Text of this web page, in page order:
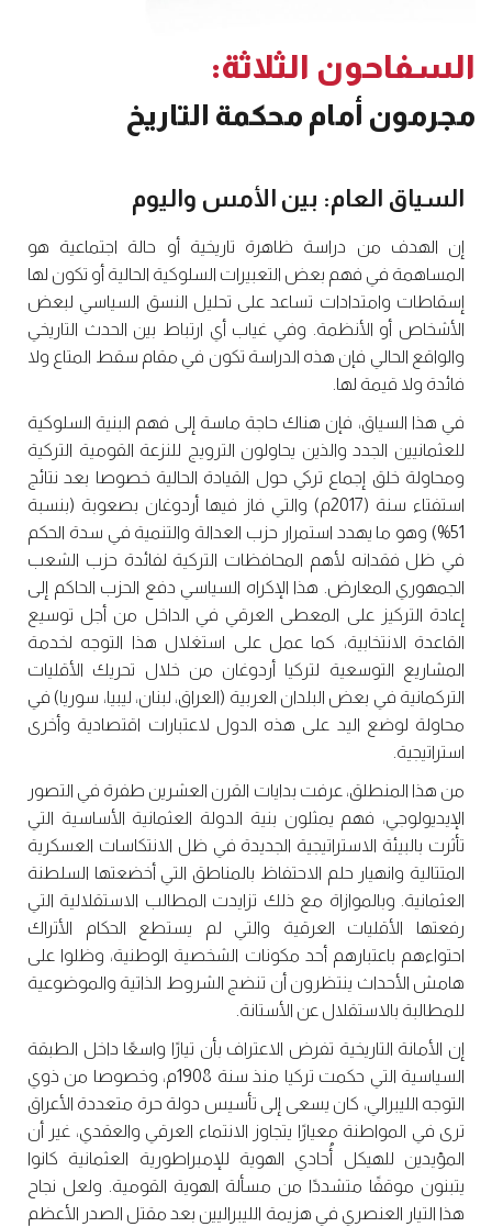
السفاحون الثلاثة:
مجرمون أمام محكمة التاريخ
السياق العام: بين الأمس واليوم
إن الهدف من دراسة ظاهرة تاريخية أو حالة اجتماعية هو
المساهمة في فهم بعض التعبيرات السلوكية الحالية أو تكون لها
إسقاطات وامتدادات تساعد على تحليل النسق السياسي لبعض
الأشخاص أو الأنظمة. وفي غياب أي ارتباط بين الحدث التاريخي
والواقع الحالي فإن هذه الدراسة تكون في مقام سقط المتاع ولا
فائدة ولا قيمة لها.
في هذا السياق، فإن هناك حاجة ماسة إلى فهم البنية السلوكية
للعثمانيين الجدد والذين يحاولون الترويج للنزعة القومية التركية
ومحاولة خلق إجماع تركي حول القيادة الحالية خصوصا بعد نتائج
استفتاء سنة (2017م) والتي فاز فيها أردوغان بصعوبة (بنسبة
51%) وهو ما يهدد استمرار حزب العدالة والتنمية في سدة الحكم
في ظل فقدانه لأهم المحافظات التركية لفائدة حزب الشعب
الجمهوري المعارض. هذا الإكراه السياسي دفع الحزب الحاكم إلى
إعادة التركيز على المعطى العرقي في الداخل من أجل توسيع
القاعدة الانتخابية، كما عمل على استغلال هذا التوجه لخدمة
المشاريع التوسعية لتركيا أردوغان من خلال تحريك الأقليات
التركمانية في بعض البلدان العربية (العراق، لبنان، ليبيا، سوريا) في
محاولة لوضع اليد على هذه الدول لاعتبارات اقتصادية وأخرى
استراتيجية.
من هذا المنطلق، عرفت بدايات القرن العشرين طفرة في التصور
الإيديولوجي، فهم يمثلون بنية الدولة العثمانية الأساسية التي
تأثرت بالبيئة الاستراتيجية الجديدة في ظل الانتكاسات العسكرية
المتتالية وانهيار حلم الاحتفاظ بالمناطق التي أخضعتها السلطنة
العثمانية. وبالموازاة مع ذلك تزايدت المطالب الاستقلالية التي
رفعتها الأقليات العرقية والتي لم يستطع الحكام الأتراك
احتواءهم باعتبارهم أحد مكونات الشخصية الوطنية، وظلوا على
هامش الأحداث ينتظرون أن تنضج الشروط الذاتية والموضوعية
للمطالبة بالاستقلال عن الأستانة.
إن الأمانة التاريخية تفرض الاعتراف بأن تيارًا واسعًا داخل الطبقة
السياسية التي حكمت تركيا منذ سنة 1908م، وخصوصا من ذوي
التوجه الليبرالي، كان يسعى إلى تأسيس دولة حرة متعددة الأعراق
ترى في المواطنة معيارًا يتجاوز الانتماء العرقي والعقدي، غير أن
المؤيدين للهيكل أُحادي الهوية للإمبراطورية العثمانية كانوا
يتبنون موقفًا متشددًا من مسألة الهوية القومية. ولعل نجاح
هذا التيار العنصري في هزيمة الليبراليين بعد مقتل الصدر الأعظم